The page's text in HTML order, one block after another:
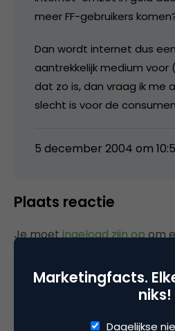
meer FF-gebruikers
Dan wordt internet dus
aantrekkelijk medium voor
dat zo is, dan vraag ik me
slecht is voor de
5 december 2004 om
Plaats reactie
Je moetingelogd zijn opom
Marketingfacts.
niks!
Dagelijkse